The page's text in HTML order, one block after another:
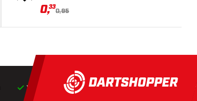
0,33
0,95
Voor 22:00 besteld,vandaag verstuurd*